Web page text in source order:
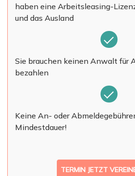
haben eine Arbeitsleasing-
und das Ausland
Sie brauchen keinen Anwalt für
bezahlen
Keine An- oder
Mindestdauer!
TERMIN JETZT